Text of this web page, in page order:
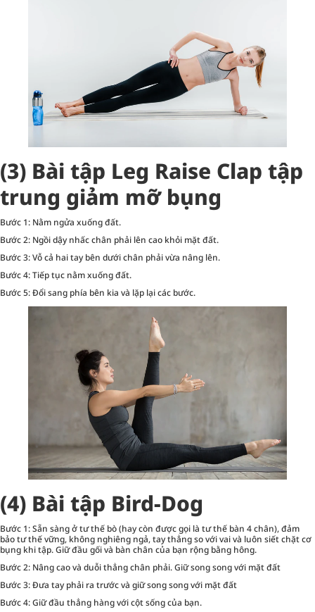
(3) Bài tập Leg Raise Clap tập
trung giảm mỡ bụng
Bước 1: Nằm ngửa xuống đất.
Bước 2: Ngồi dậy nhấc chân phải lên cao khỏi mặt đất.
Bước 3: Vỗ cả hai tay bên dưới chân phải vừa nâng lên.
Bước 4: Tiếp tục nằm xuống đất.
Bước 5: Đổi sang phía bên kia và lặp lại các bước.
(4) Bài tập Bird-Dog
Bước 1: Sẵn sàng ở tư thế bò (hay còn được gọi là tư thế bàn 4 chân), đảm
bảo tư thế vững, không nghiêng ngả, tay thẳng so với vai và luôn siết chặt cơ
bụng khi tập. Giữ đầu gối và bàn chân của bạn rộng bằng hông.
Bước 2: Nâng cao và duỗi thẳng chân phải. Giữ song song với mặt đất
Bước 3: Đưa tay phải ra trước và giữ song song với mặt đất
Bước 4: Giữ đầu thẳng hàng với cột sống của bạn.